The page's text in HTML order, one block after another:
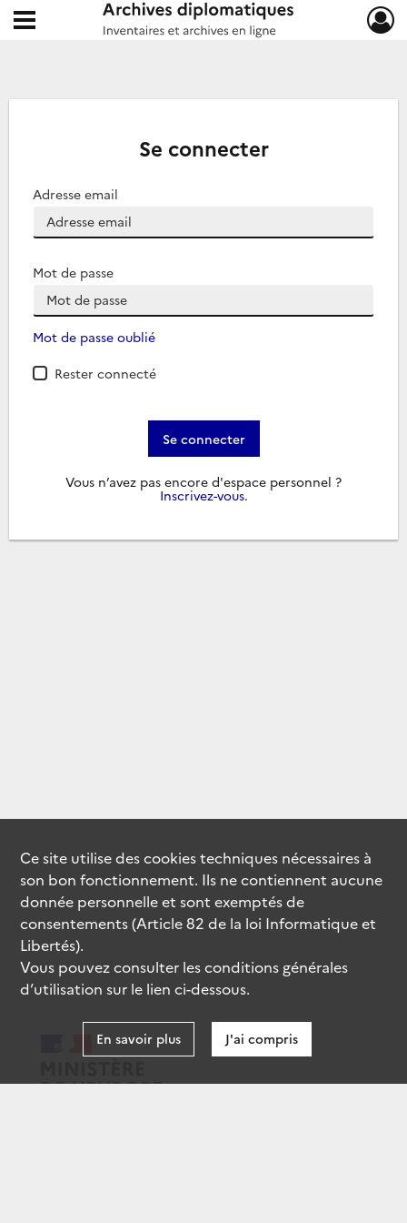
Archives diplomatiques
Ouvrir le menu déroulant
Se connecter
Adresse email
Mot de passe
Mot de passe oublié
Rester connecté
Se connecter
Vous n’avez pas encore d'espace personnel ?
Inscrivez-vous.
Ce site utilise descookiestechniques nécessaires à
son bon fonctionnement. Ils ne contiennent aucune
donnée personnelle et sont exemptés de
consentements (Article 82 de la loi Informatique et
Libertés).
Vous pouvez consulter les conditions générales
d’utilisation sur le lien ci-dessous.
En savoir plus J'ai compris